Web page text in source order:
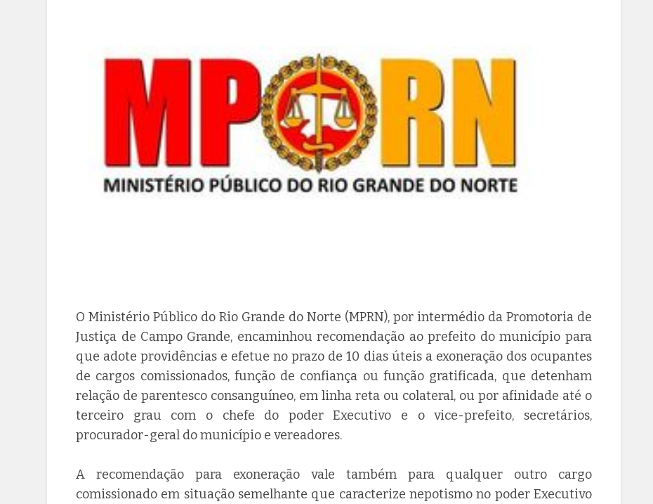
O Ministério Público do Rio Grande do Norte (MPRN), por intermédio da Promotoria de
Justiça de Campo Grande, encaminhou recomendação ao prefeito do município para
que adote providências e efetue no prazo de 10 dias úteis a exoneração dos ocupantes
de cargos comissionados, função de confiança ou função gratificada, que detenham
relação de parentesco consanguíneo, em linha reta ou colateral, ou por afinidade até o
terceiro grau com o chefe do poder Executivo e o vice-prefeito, secretários,
procurador-geral do município e vereadores.
A recomendação para exoneração vale também para qualquer outro cargo
comissionado em situação semelhante que caracterize nepotismo no poder Executivo